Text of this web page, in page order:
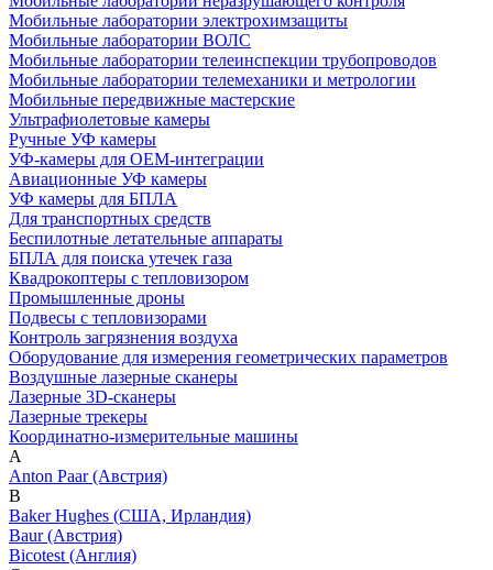
Мобильные лаборатории электрохимзащиты
Мобильные лаборатории ВОЛС
Мобильные лаборатории телеинспекции трубопроводов
Мобильные лаборатории телемеханики и метрологии
Мобильные передвижные мастерские
Ультрафиолетовые камеры
Ручные УФ камеры
УФ-камеры для OEM-интеграции
Авиационные УФ камеры
УФ камеры для БПЛА
Для транспортных средств
Беспилотные летательные аппараты
БПЛА для поиска утечек газа
Квадрокоптеры с тепловизором
Промышленные дроны
Подвесы с тепловизорами
Контроль загрязнения воздуха
Оборудование для измерения геометрических параметров
Воздушные лазерные сканеры
Лазерные 3D-сканеры
Лазерные трекеры
Координатно-измерительные машины
A
Anton Paar (Австрия)
B
Baker Hughes (США, Ирландия)
Baur (Австрия)
Bicotest (Англия)